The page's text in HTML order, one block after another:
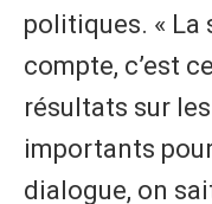
politiques. « La
compte, c’est
résultats sur
importants
dialogue, on